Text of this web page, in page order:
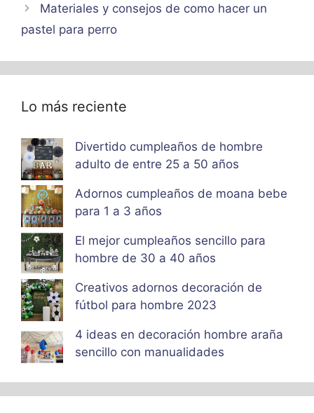
Materiales y consejos de como hacer un
pastel para perro
Lo más reciente
Divertido cumpleaños de hombre
adulto de entre 25 a 50 años
Adornos cumpleaños de moana bebe
para 1 a 3 años
El mejor cumpleaños sencillo para
hombre de 30 a 40 años
Creativos adornos decoración de
fútbol para hombre 2023
4 ideas en decoración hombre araña
sencillo con manualidades